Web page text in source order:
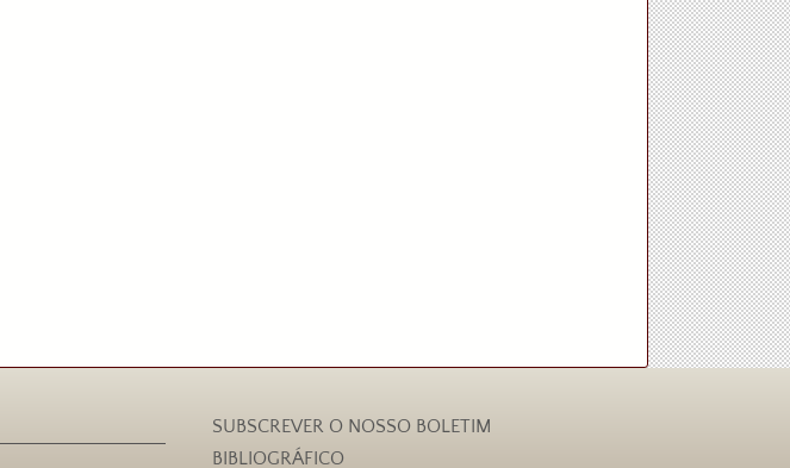
SUBSCREVER O NOSSO BOLETIM
BIBLIOGRÁFICO